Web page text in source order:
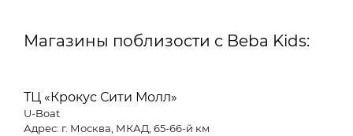
Магазины поблизости с Beba Kids:
ТЦ «Крокус Сити Молл»
U-Boat
Адрес: г. Москва, МКАД, 65-66-й км